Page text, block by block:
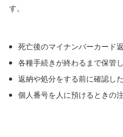
す。
死亡後のマイナンバーカード
各種手続きが終わるまで保管
返納や処分をする前に確認し
個人番号を人に預けるときの